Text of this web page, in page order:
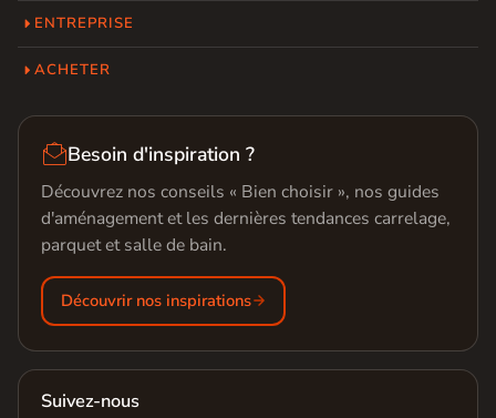
ENTREPRISE
ACHETER
Besoin d'inspiration ?
Découvrez nos conseils « Bien choisir », nos guides
d'aménagement et les dernières tendances carrelage,
parquet et salle de bain.
Découvrir nos inspirations
Suivez-nous